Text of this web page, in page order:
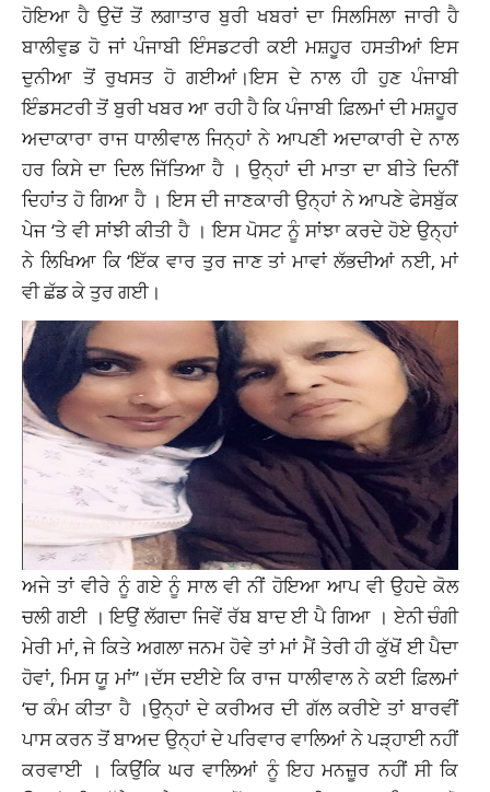
ਹੋਇਆ ਹੈ ਉਦੋਂ ਤੋਂ ਲਗਾਤਾਰ ਬੁਰੀ ਖਬਰਾਂ ਦਾ ਸਿਲਸਿਲਾ ਜਾਰੀ ਹੈ
ਬਾਲੀਵੁਡ ਹੋ ਜਾਂ ਪੰਜਾਬੀ ਇੰਸਡਟਰੀ ਕਈ ਮਸ਼ਹੂਰ ਹਸਤੀਆਂ ਇਸ
ਦੁਨੀਆ ਤੋਂ ਰੁਖਸਤ ਹੋ ਗਈਆਂ।ਇਸ ਦੇ ਨਾਲ ਹੀ ਹੁਣ ਪੰਜਾਬੀ
ਇੰਡਸਟਰੀ ਤੋਂ ਬੁਰੀ ਖਬਰ ਆ ਰਹੀ ਹੈ ਕਿ ਪੰਜਾਬੀ ਫ਼ਿਲਮਾਂ ਦੀ ਮਸ਼ਹੂਰ
ਅਦਾਕਾਰਾ ਰਾਜ ਧਾਲੀਵਾਲ ਜਿਨ੍ਹਾਂ ਨੇ ਆਪਣੀ ਅਦਾਕਾਰੀ ਦੇ ਨਾਲ
ਹਰ ਕਿਸੇ ਦਾ ਦਿਲ ਜਿੱਤਿਆ ਹੈ । ਉਨ੍ਹਾਂ ਦੀ ਮਾਤਾ ਦਾ ਬੀਤੇ ਦਿਨੀਂ
ਦਿਹਾਂਤ ਹੋ ਗਿਆ ਹੈ । ਇਸ ਦੀ ਜਾਣਕਾਰੀ ਉਨ੍ਹਾਂ ਨੇ ਆਪਣੇ ਫੇਸਬੁੱਕ
ਪੇਜ ‘ਤੇ ਵੀ ਸਾਂਝੀ ਕੀਤੀ ਹੈ । ਇਸ ਪੋਸਟ ਨੂੰ ਸਾਂਝਾ ਕਰਦੇ ਹੋਏ ਉਨ੍ਹਾਂ
ਨੇ ਲਿਖਿਆ ਕਿ ‘ਇੱਕ ਵਾਰ ਤੁਰ ਜਾਣ ਤਾਂ ਮਾਵਾਂ ਲੱਭਦੀਆਂ ਨਈ, ਮਾਂ
ਵੀ ਛੱਡ ਕੇ ਤੁਰ ਗਈ।
ਅਜੇ ਤਾਂ ਵੀਰੇ ਨੂੰ ਗਏ ਨੂੰ ਸਾਲ ਵੀ ਨੀਂ ਹੋਇਆ ਆਪ ਵੀ ਉਹਦੇ ਕੋਲ
ਚਲੀ ਗਈ । ਇਉਂ ਲੱਗਦਾ ਜਿਵੇਂ ਰੱਬ ਬਾਦ ਈ ਪੈ ਗਿਆ । ਏਨੀ ਚੰਗੀ
ਮੇਰੀ ਮਾਂ, ਜੇ ਕਿਤੇ ਅਗਲਾ ਜਨਮ ਹੋਵੇ ਤਾਂ ਮਾਂ ਮੈਂ ਤੇਰੀ ਹੀ ਕੁੱਖੋਂ ਈ ਪੈਦਾ
ਹੋਵਾਂ, ਮਿਸ ਯੂ ਮਾਂ”।ਦੱਸ ਦਈਏ ਕਿ ਰਾਜ ਧਾਲੀਵਾਲ ਨੇ ਕਈ ਫ਼ਿਲਮਾਂ
‘ਚ ਕੰਮ ਕੀਤਾ ਹੈ ।ਉਨ੍ਹਾਂ ਦੇ ਕਰੀਅਰ ਦੀ ਗੱਲ ਕਰੀਏ ਤਾਂ ਬਾਰਵੀਂ
ਪਾਸ ਕਰਨ ਤੋਂ ਬਾਅਦ ਉਨ੍ਹਾਂ ਦੇ ਪਰਿਵਾਰ ਵਾਲਿਆਂ ਨੇ ਪੜ੍ਹਾਈ ਨਹੀਂ
ਕਰਵਾਈ । ਕਿਉਂਕਿ ਘਰ ਵਾਲਿਆਂ ਨੂੰ ਇਹ ਮਨਜ਼ੂਰ ਨਹੀਂ ਸੀ ਕਿ